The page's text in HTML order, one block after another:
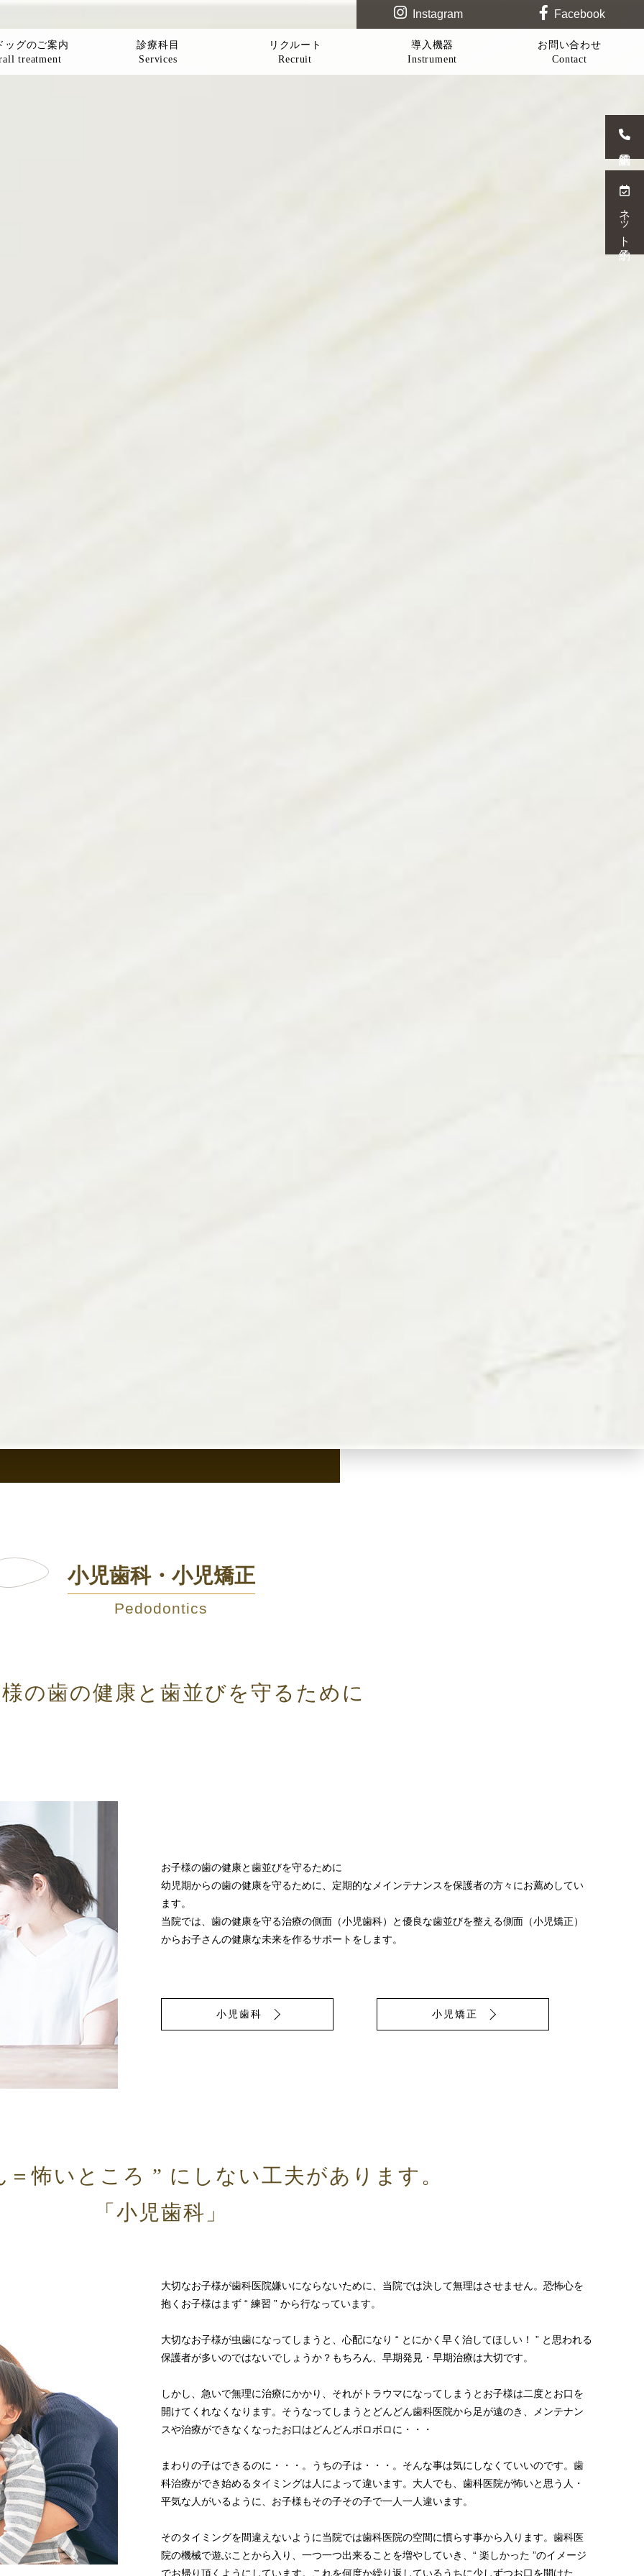
ネット予約
Instagram Facebook
ッグのご案内
treatment
診療科目
Services
リクルート
Recruit
導入機器
Instrument
お問い合わせ
Contact
小児歯科・小児矯正
Pedodontics
の歯の健康と歯並びを守るために
お子様の歯の健康と歯並びを守るために
幼児期からの歯の健康を守るために、定期的なメインテナンスを保護者の方々にお薦めしてい
ます。
当院では、歯の健康を守る治療の側面（小児歯科）と優良な歯並びを整える側面（小児矯正）
からお子さんの健康な未来を作るサポートをします。
小児歯科 小児矯正
＝怖いところ ” にしない工夫があります。
「小児歯科」
大切なお子様が歯科医院嫌いにならないために、当院では決して無理はさせません。恐怖心を
抱くお子様はまず “ 練習 ” から行なっています。
大切なお子様が虫歯になってしまうと、心配になり “ とにかく早く治してほしい！ ” と思われる
保護者が多いのではないでしょうか？もちろん、早期発見・早期治療は大切です。
しかし、急いで無理に治療にかかり、それがトラウマになってしまうとお子様は二度とお口を
開けてくれなくなります。そうなってしまうとどんどん歯科医院から足が遠のき、メンテナン
スや治療ができなくなったお口はどんどんボロボロに・・・
まわりの子はできるのに・・・。うちの子は・・・。そんな事は気にしなくていいのです。歯
科治療ができ始めるタイミングは人によって違います。大人でも、歯科医院が怖いと思う人・
平気な人がいるように、お子様もその子その子で一人一人違います。
そのタイミングを間違えないように当院では歯科医院の空間に慣らす事から入ります。歯科医
院の機械で遊ぶことから入り、一つ一つ出来ることを増やしていき、“ 楽しかった ”のイメージ
でお帰り頂くようにしています。これを何度か繰り返しているうちに少しずつお口を開けた